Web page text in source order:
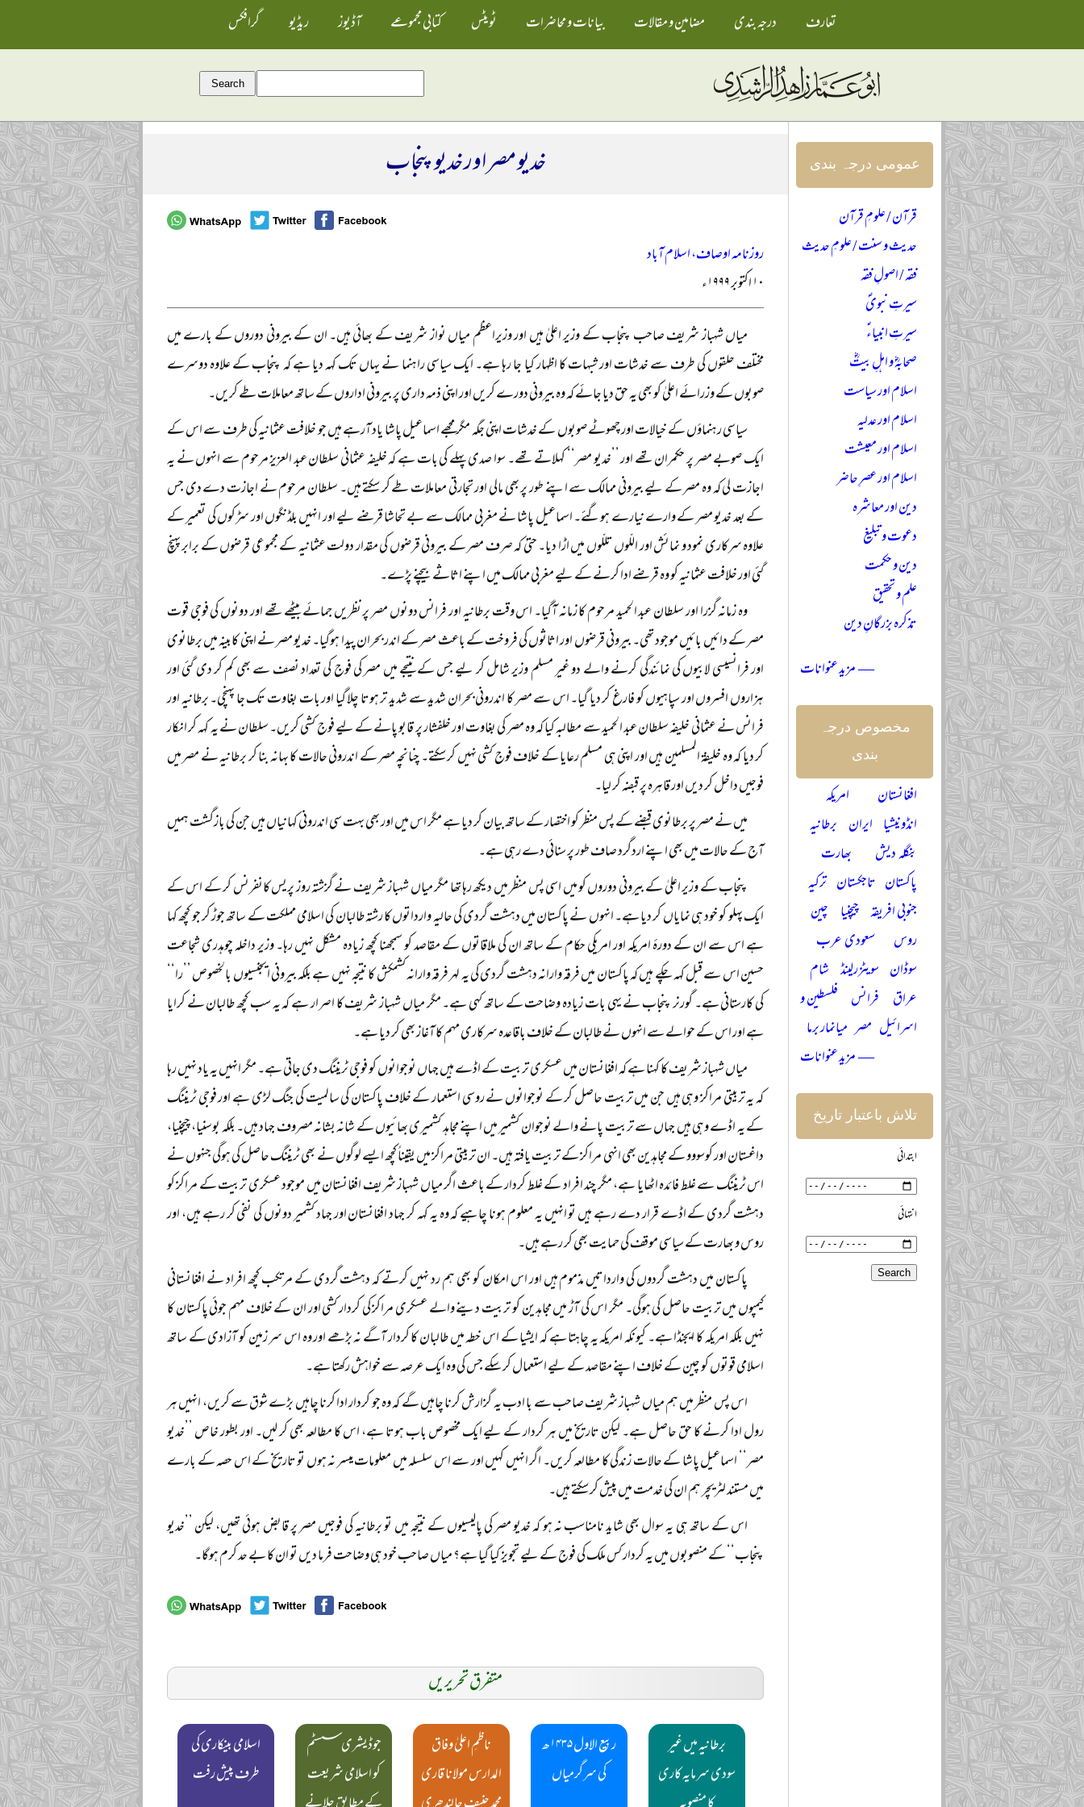
تعارف درجہ بندی مضامین و مقالات بیانات و محاضرات ٹویٹس کتابی مجموعے آڈیوز ریڈیو گرافکس
خدیو مصر اور خدیو پنجاب
روزنامہ اوصاف، اسلام آباد
۱۰ اکتوبر ۱۹۹۹ء
میاں شہباز شریف صاحب پنجاب کے وزیر اعلیٰ ہیں اور وزیراعظم میاں نواز شریف کے بھائی ہیں۔ ان کے بیرونی دوروں کے بارے میں
مختلف حلقوں کی طرف سے خدشات اور شبہات کا اظہار کیا جا رہا ہے۔ ایک سیاسی راہنما نے یہاں تک کہہ دیا ہے کہ پنجاب کے علاوہ دوسرے
صوبوں کے وزرائے اعلیٰ کو بھی یہ حق دیا جائے کہ وہ بیرونی دورے کریں اور اپنی ذمہ داری پر بیرونی اداروں کے ساتھ معاملات طے کریں۔
سیاسی رہنماؤں کے خیالات اور چھوٹے صوبوں کے خدشات اپنی جگہ مگر مجھے اسماعیل پاشا یاد آرہے ہیں جو خلافت عثمانیہ کی طرف سے اس کے
ایک صوبے مصر پر حکمران تھے اور ’’خدیو مصر‘‘ کہلاتے تھے۔ سوا صدی پہلے کی بات ہے کہ خلیفہ عثمانی سلطان عبد العزیز مرحوم سے انہوں نے یہ
اجازت لی کہ وہ مصر کے لیے بیرونی ممالک سے اپنے طور پر بھی مالی اور تجارتی معاملات طے کر سکتے ہیں۔ سلطان مرحوم نے اجازت دے دی جس
کے بعد خدیو مصر کے وارے نیارے ہوگئے۔ اسماعیل پاشا نے مغربی ممالک سے بے تحاشا قرضے لیے اور انہیں بلڈنگوں اور سڑکوں کی تعمیر کے
علاوہ سرکاری نمود و نمائش اور اللّوں تللّوں میں اڑا دیا۔ حتیٰ کہ صرف مصر کے بیرونی قرضوں کی مقدار دولت عثمانیہ کے مجموعی قرضوں کے برابر پہنچ
گئی اور خلافت عثمانیہ کو وہ قرضے ادا کرنے کے لیے مغربی ممالک میں اپنے اثاثے بیچنے پڑے۔
وہ زمانہ گزرا اور سلطان عبد الحمید مرحوم کا زمانہ آگیا۔ اس وقت برطانیہ اور فرانس دونوں مصر پر نظریں جمائے بیٹھے تھے اور دونوں کی فوجی قوت
مصر کے دائیں بائیں موجود تھی۔ بیرونی قرضوں اور اثاثوں کی فروخت کے باعث مصر کے اندر بحران پیدا ہوگیا۔ خدیو مصر نے اپنی کابینہ میں برطانوی
اور فرانسیسی لابیوں کی نمائندگی کرنے والے دو غیر مسلم وزیر شامل کر لیے جس کے نتیجے میں مصر کی فوج کی تعداد نصف سے بھی کم کر دی گئی اور
ہزاروں افسروں اور سپاہیوں کو فارغ کر دیا گیا۔ اس سے مصر کا اندرونی بحران شدید سے شدید تر ہوتا چلا گیا اور بات بغاوت تک جا پہنچی۔ برطانیہ اور
فرانس نے عثمانی خلیفہ سلطان عبد الحمید سے مطالبہ کیا کہ وہ مصر کی بغاوت اور خلفشار پر قابو پانے کے لیے فوج کشی کریں۔ سلطان نے یہ کہہ کر انکار
کر دیا کہ وہ خلیفۃ المسلمین ہیں اور اپنی ہی مسلم رعایا کے خلاف فوج کشی نہیں کر سکتے۔ چنانچہ مصر کے اندرونی حالات کا بہانہ بنا کر برطانیہ نے مصر میں
فوجیں داخل کر دیں اور قاہرہ پر قبضہ کر لیا۔
میں نے مصر پر برطانوی قبضے کے پس منظر کو اختصار کے ساتھ بیان کر دیا ہے مگر اس میں اور بھی بہت سی اندرونی کہانیاں ہیں جن کی بازگشت ہمیں
آج کے حالات میں بھی اپنے اردگرد صاف طور پر سنائی دے رہی ہے۔
پنجاب کے وزیر اعلیٰ کے بیرونی دوروں کو میں اسی پس منظر میں دیکھ رہا تھا مگر میاں شہباز شریف نے گزشتہ روز پریس کانفرنس کر کے اس کے
ایک پہلو کو خود ہی نمایاں کر دیا ہے۔ انہوں نے پاکستان میں دہشت گردی کی حالیہ وارداتوں کا رشتہ طالبان کی اسلامی مملکت کے ساتھ جوڑ کر جو کچھ کہا
ہے اس سے ان کے دورۂ امریکہ اور امریکی حکام کے ساتھ ان کی ملاقاتوں کے مقاصد کو سمجھنا کچھ زیادہ مشکل نہیں رہا۔ وزیر داخلہ چوہدری شجاعت
حسین اس سے قبل کہہ چکے ہیں کہ پاکستان میں فرقہ وارانہ دہشت گردی کی یہ لہر فرقہ وارانہ کشمکش کا نتیجہ نہیں ہے بلکہ بیرونی ایجنسیوں بالخصوص ’’را‘‘
کی کارستانی ہے۔ گورنر پنجاب نے یہی بات زیادہ وضاحت کے ساتھ کہی ہے۔ مگر میاں شہباز شریف کا اصرار ہے کہ یہ سب کچھ طالبان نے کرایا
ہے اور اس کے حوالے سے انہوں نے طالبان کے خلاف باقاعدہ سرکاری مہم کا آغاز بھی کر دیا ہے۔
میاں شہباز شریف کا کہنا ہے کہ افغانستان میں عسکری تربیت کے اڈے ہیں جہاں نوجوانوں کو فوجی ٹریننگ دی جاتی ہے۔ مگر انہیں یہ یاد نہیں رہا
کہ یہ تربیتی مراکز وہی ہیں جن میں تربیت حاصل کر کے نوجوانوں نے روسی استعمار کے خلاف پاکستان کی سالمیت کی جنگ لڑی ہے اور فوجی ٹریننگ
کے یہ اڈے وہی ہیں جہاں سے تربیت پانے والے نوجوان کشمیر میں اپنے مجاہد کشمیری بھائیوں کے شانہ بشانہ مصروف جہاد ہیں۔ بلکہ بوسنیا، چیچنیا،
داغستان اور کوسووو کے مجاہدین بھی انہی مراکز کے تربیت یافتہ ہیں۔ ان تربیتی مراکز میں یقیناً کچھ ایسے لوگوں نے بھی ٹریننگ حاصل کی ہوگی جنہوں نے
اس ٹریننگ سے غلط فائدہ اٹھایا ہے، مگر چند افراد کے غلط کردار کے باعث اگر میاں شہباز شریف افغانستان میں موجود عسکری تربیت کے مراکز کو
دہشت گردی کے اڈے قرار دے رہے ہیں تو انہیں یہ معلوم ہونا چاہیے کہ وہ یہ کہہ کر جہاد افغانستان اور جہاد کشمیر دونوں کی نفی کر رہے ہیں، اور
روس و بھارت کے سیاسی موقف کی حمایت بھی کر رہے ہیں۔
پاکستان میں دہشت گردوں کی وارداتیں مذموم ہیں اور اس امکان کو بھی ہم رد نہیں کرتے کہ دہشت گردی کے مرتکب کچھ افراد نے افغانستانی
کیمپوں میں تربیت حاصل کی ہوگی۔ مگر اس کی آڑ میں مجاہدین کو تربیت دینے والے عسکری مراکز کی کردار کشی اور ان کے خلاف مہم جوئی پاکستان کا
نہیں بلکہ امریکہ کا ایجنڈا ہے۔ کیونکہ امریکہ یہ چاہتا ہے کہ ایشیا کے اس خطہ میں طالبان کا کردار آگے نہ بڑھے اور وہ اس سر زمین کو آزادی کے ساتھ
اسلامی قوتوں کو چین کے خلاف اپنے مقاصد کے لیے استعمال کر سکے جس کی وہ ایک عرصہ سے خواہش رکھتا ہے۔
اس پس منظر میں ہم میاں شہباز شریف صاحب سے با ادب یہ گزارش کرنا چاہیں گے کہ وہ جو کردار ادا کرنا چاہیں بڑے شوق سے کریں، انہیں ہر
رول ادا کرنے کا حق حاصل ہے۔ لیکن تاریخ میں ہر کردار کے لیے ایک مخصوص باب ہوتا ہے، اس کا مطالعہ بھی کر لیں۔ اور بطور خاص ’’خدیو
مصر‘‘ اسماعیل پاشا کے حالات زندگی کا مطالعہ کریں۔ اگر انہیں کہیں اور سے اس سلسلہ میں معلومات میسر نہ ہوں تو تاریخ کے اس حصہ کے بارے
میں مستند لٹریچر ہم ان کی خدمت میں پیش کر سکتے ہیں۔
اس کے ساتھ ہی یہ سوال بھی شاید نامناسب نہ ہو کہ خدیو مصر کی پالیسیوں کے نتیجہ میں تو برطانیہ کی فوجیں مصر پر قابض ہوئی تھیں، لیکن ’’خدیو
پنجاب‘‘ کے منصوبوں میں یہ کردار کس ملک کی فوج کے لیے تجویز کیا گیا ہے؟ میاں صاحب خود ہی وضاحت فرما دیں تو ان کا بے حد کرم ہوگا۔
متفرق تحریریں
برطانیہ میں غیر
سودی سرمایہ کاری
ربیع الاول ۱۴۳۵ھ
کی سرگرمیاں
ناظمِ اعلیٰ وفاق
المدارس مولانا قاری
جوڈیشری سسٹم
کو اسلامی شریعت
اسلامی بینکاری کی
طرف پیش رفت
عمومی درجہ بندی
قرآن / علومِ قرآن
حدیث و سنت / علومِ حدیث
فقہ / اصولِ فقہ
سیرتِ نبویؐ
سیرتِ انبیاءؑ
صحابہؓ و اہلِ بیتؓ
اسلام اور سیاست
اسلام اور عدلیہ
اسلام اور معیشت
اسلام اور عصرِ حاضر
دین اور معاشرہ
دعوت و تبلیغ
دین و حکمت
علم و تحقیق
تذکرہ بزرگانِ دین
— مزید عنوانات
مخصوص درجہ
بندی
افغانستان
امریکہ
انڈونیشیا ایران برطانیہ
بنگلہ دیش
بھارت
پاکستان تاجکستان ترکیہ
جنوبی افریقہ چیچنیا چین
روس
سعودی عرب
سوڈان سویٹزرلینڈ شام
عراق فرانس فلسطین و
اسرائیل مصر میانمار برما
— مزید عنوانات
تلاش باعتبار تاریخ
ابتدائی
انتہائی